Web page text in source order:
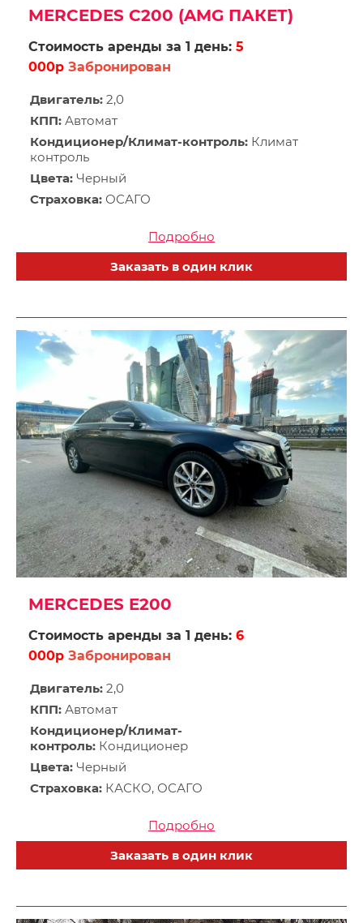
MERCEDES С200 (AMG ПАКЕТ)
Стоимость аренды за 1 день: 5
000р Забронирован
Двигатель: 2,0
КПП: Автомат
Кондиционер/Климат-контроль: Климат
контроль
Цвета: Черный
Страховка: ОСАГО
Подробно
Заказать в один клик
MERCEDES E200
Стоимость аренды за 1 день: 6
000р Забронирован
Двигатель: 2,0
КПП: Автомат
Кондиционер/Климат-
контроль: Кондиционер
Цвета: Черный
Страховка: КАСКО, ОСАГО
Подробно
Заказать в один клик